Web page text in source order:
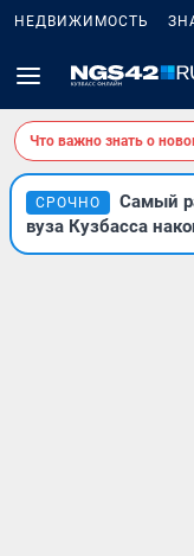
НЕДВИЖИМОСТЬ
Что важно знать о
СРОЧНО
Самый
вуза Кузбасса